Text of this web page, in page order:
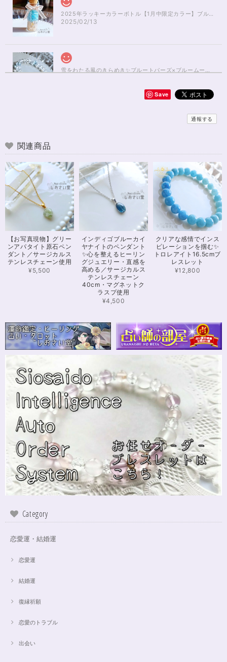
2025年ラッキーカラーボトル【1月中限定カラー】ブルーアパタイト×ルチルクォーツさざれ石
2025/02/13
雪をわたる風のきらめき✨ブルートパーズ×ブルームーンストーンブレスレット17cm
ョンが上がりました！ ラッピングも可愛く、梱包もすごく丁寧で袋を開け
るのが 勿体無いくらいでした！ おまけで付いてきたさざれも可愛くて綺麗
うございました！ また機会があったら利用したいと思います。 この度は本
当にありがとうございました！
※16.5cmオーダー 努力を成功に導く✨ガーネット入りブレスレット15cm
2024/12/18
可愛いお品をありがとうございます。陽に当たるとキラキラして、とても可
愛いです！とくにシトリンの色味がとても気に入りました。まだ、気になる
ブレスレットがたくさんあったので、また購入させていただきたいと思いま
す。また親切で迅速、丁寧な対応をしてくださりありがとうございました。
さざれながら、カイヤナイトのブルーバンドやジラソールアイが見える石も
ありました きれいな石をありがとうございます⭐︎
シンデレラのパワーストーンブレスレット「夢は希むもの」✨ブルーカルセドニー16cm
ステンレス→水晶変更
2024/10/24
本日無事に、到着しました！ ワクワクしながら開封しました(*^^*) とって
もキレイな色合いで、手に取るとほんのり温かく感じ元気になる気がしま
す！リボンのメッセージも大事にします(*^^*)まさかのお名前が(芸名なの
でしょうかね？^^)同じでびっくり♡嬉しいです♡ 次回は、オーダーをお願
いしてみたいなと思いました！
インスピレーションの湧泉✨アクアオーラブレスレット15.5cm
2024/10/22
この度は、ご縁に感謝致します。 やはり、この色のアクアオーラに出会え
も、ずっーと見ていられますね。 素敵なブレスレットを、有難うございま
した。
思ったより小粒でしたがとても綺麗なアパタイトでした ありがとうござい
ました⭐︎ アパタイトは大丈夫だったのですが、箱が潰れておまけで付いてい
取れていたので、相当揺らされたか投げられたりしたのかも…
Save
通報する
関連商品
【お写真現物】グリー
ンアパタイト原石ペン
ダント／サージカルス
テンレスチェーン使用
¥5,500
インディゴブルーカイ
ヤナイトのペンダント
✨心を整えるヒーリン
グジュエリー・直感を
高める／サージカルス
テンレスチェーン
40cm・マグネットク
ラスプ使用
¥4,500
クリアな感情でインス
ピレーションを掴む✨
トロレアイト16.5cmブ
レスレット
¥12,800
Category
恋愛運・結婚運
恋愛運
結婚運
復縁祈願
恋愛のトラブル
出会い